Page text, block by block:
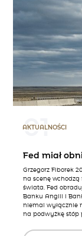
01
AKTUALNOŚCI
Fed miał
Grzegorz Fiborek
na scenę
świata. Fed
Banku Anglii i
niemal wyłącznie
na podwyżkę stóp